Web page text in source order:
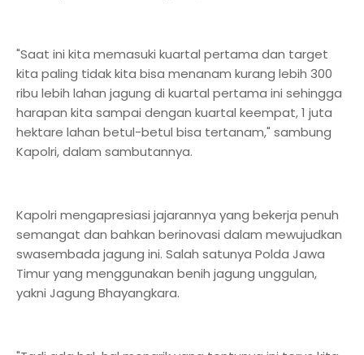
"Saat ini kita memasuki kuartal pertama dan target
kita paling tidak kita bisa menanam kurang lebih 300
ribu lebih lahan jagung di kuartal pertama ini sehingga
harapan kita sampai dengan kuartal keempat, 1 juta
hektare lahan betul-betul bisa tertanam," sambung
Kapolri, dalam sambutannya.
Kapolri mengapresiasi jajarannya yang bekerja penuh
semangat dan bahkan berinovasi dalam mewujudkan
swasembada jagung ini. Salah satunya Polda Jawa
Timur yang menggunakan benih jagung unggulan,
yakni Jagung Bhayangkara.